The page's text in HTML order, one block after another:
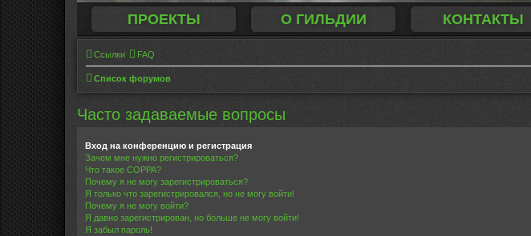
ПРОЕКТЫ О ГИЛЬДИИ КОНТАКТЫ
Ссылки FAQ
Список форумов
Часто задаваемые вопросы
Вход на конференцию и регистрация
Зачем мне нужно регистрироваться?
Что такое COPPA?
Почему я не могу зарегистрироваться?
Я только что зарегистрировался, но не могу войти!
Почему я не могу войти?
Я давно зарегистрирован, но больше не могу войти!
Я забыл пароль!